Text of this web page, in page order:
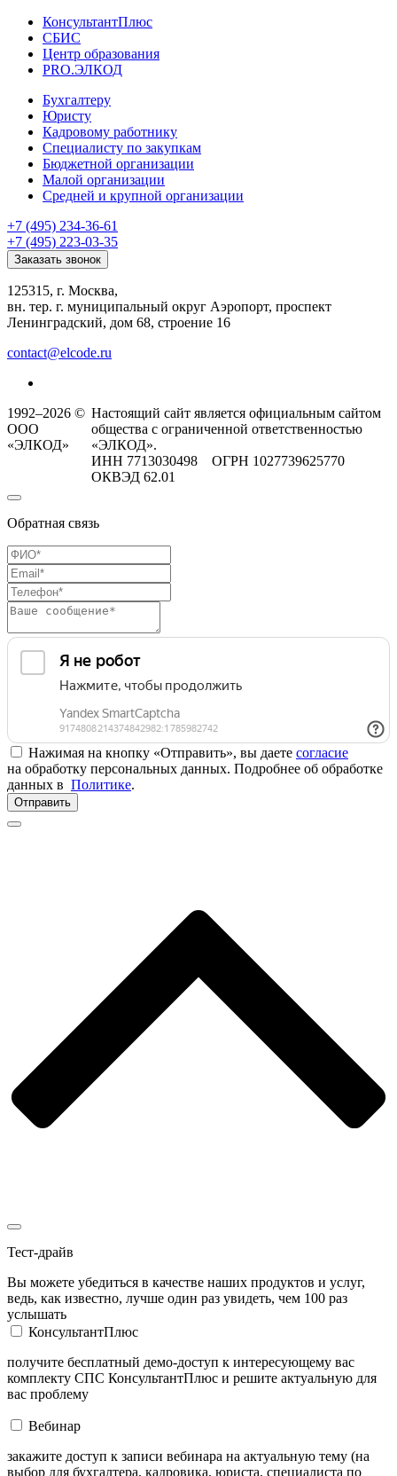
КонсультантПлюс
СБИС
Центр образования
PRO.ЭЛКОД
Бухгалтеру
Юристу
Кадровому работнику
Специалисту по закупкам
Бюджетной организации
Малой организации
Средней и крупной организации
+7 (495) 234-36-61
+7 (495) 223-03-35
Заказать звонок
125315, г. Москва,
вн. тер. г. муниципальный округ Аэропорт, проспект
Ленинградский, дом 68, строение 16
contact@elcode.ru
1992–2026 ©
ООО
«ЭЛКОД»
Настоящий сайт является официальным сайтом
общества с ограниченной ответственностью
«ЭЛКОД».
ИНН 7713030498 ОГРН 1027739625770
ОКВЭД 62.01
Обратная связь
Нажимая на кнопку «Отправить», вы даете согласие
на обработку персональных данных. Подробнее об обработке
данных в Политике.
Отправить
Тест-драйв
Вы можете убедиться в качестве наших продуктов и услуг,
ведь, как известно, лучше один раз увидеть, чем 100 раз
услышать
КонсультантПлюс
получите бесплатный демо-доступ к интересующему вас
комплекту СПС КонсультантПлюс и решите актуальную для
вас проблему
Вебинар
закажите доступ к записи вебинара на актуальную тему (на
выбор для бухгалтера, кадровика, юриста, специалиста по